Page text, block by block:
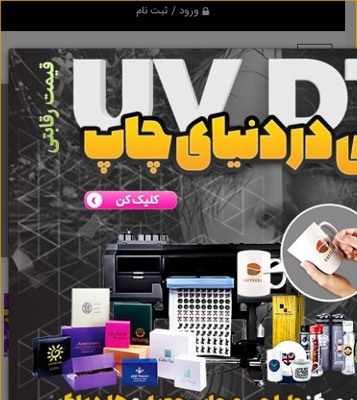
ورود / ثبت نام
برنامه اندروید ابزاریراق
مرجع نیازمندیهای ابزار و یراق آلات عمومی و صنعتی
دانلود